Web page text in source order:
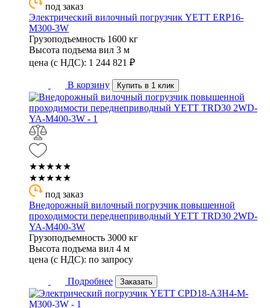
под заказ
Электрический вилочный погрузчик YETT ERP16-
M300-3W
Грузоподъемность 1600 кг
Высота подъема вил 3 м
цена (с НДС): 1 244 821 ₽
В корзину Купить в 1 клик
★★★★★
★★★★★
под заказ
Внедорожный вилочный погрузчик повышенной
проходимости переднеприводный YETT TRD30 2WD-
YA-M400-3W
Грузоподъемность 3000 кг
Высота подъема вил 4 м
цена (с НДС): по запросу
Подробнее Заказать